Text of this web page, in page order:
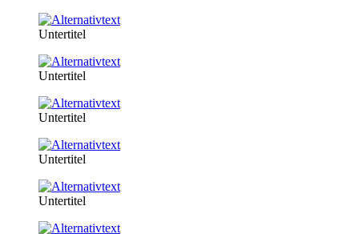
Untertitel
Untertitel
Untertitel
Untertitel
Untertitel